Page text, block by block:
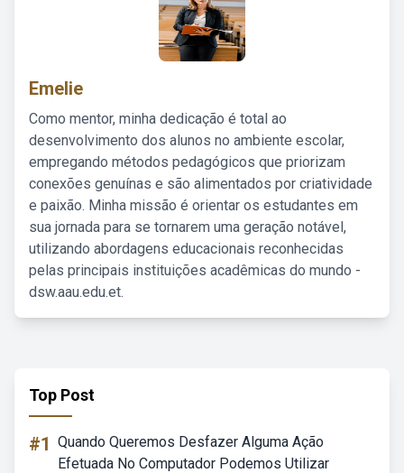
Emelie
Como mentor, minha dedicação é total ao
desenvolvimento dos alunos no ambiente escolar,
empregando métodos pedagógicos que priorizam
conexões genuínas e são alimentados por criatividade
e paixão. Minha missão é orientar os estudantes em
sua jornada para se tornarem uma geração notável,
utilizando abordagens educacionais reconhecidas
pelas principais instituições acadêmicas do mundo -
dsw.aau.edu.et.
Top Post
#1 Quando Queremos Desfazer Alguma Ação
Efetuada No Computador Podemos Utilizar